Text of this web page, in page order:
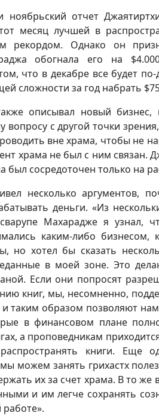
отчет
месяц лучшей в
рекордом. Однако он
обогнала его на
что в декабре все будет
сложности за год набрать
описывал новый бизнес,
вопросу с другой точки
вне храма, чтобы не
храма не был с ним связан.
был сосредоточен только на
несколько аргументов,
деньги. «Из
Махарадже я узнал,
каким-либо бизнесом,
но хотел бы сказать
в моей зоне. Это
Если они попросят
книг, мы, несомненно,
таким образом позволяют
в финансовом плане
а проповедникам
книги. Еще
можем занять грихастх
их за счет храма. В то
и им легче сохранять